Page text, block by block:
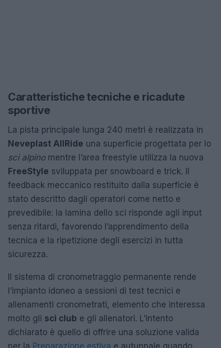
Caratteristiche tecniche e ricadute
sportive
La pista principale lunga 240 metri è realizzata in
Neveplast AllRide una superficie progettata per lo
sci alpinomentre l’area freestyle utilizza la nuova
FreeStyle sviluppata per snowboard e trick. Il
feedback meccanico restituito dalla superficie è
stato descritto dagli operatori come netto e
prevedibile: la lamina dello sci risponde agli input
senza ritardi, favorendo l’apprendimento della
tecnica e la ripetizione degli esercizi in tutta
sicurezza.
Il sistema di cronometraggio permanente rende
l’impianto idoneo a sessioni di test tecnici e
allenamenti cronometrati, elemento che interessa
molto gli sci club e gli allenatori. L’intento
dichiarato è quello di offrire una soluzione valida
per la Preparazione estiva e autunnale quando